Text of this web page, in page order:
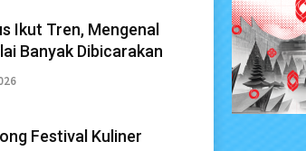
Ikut Tren, Mengenal
Banyak Dibicarakan
Festival Kuliner